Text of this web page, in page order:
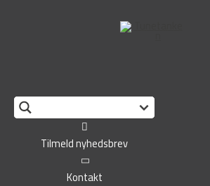
Tilmeld nyhedsbrev
Kontakt
This form is temporarily unavailable.